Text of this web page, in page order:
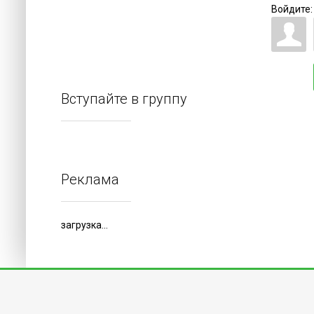
Войдите:
Вступайте в группу
Реклама
загрузка...